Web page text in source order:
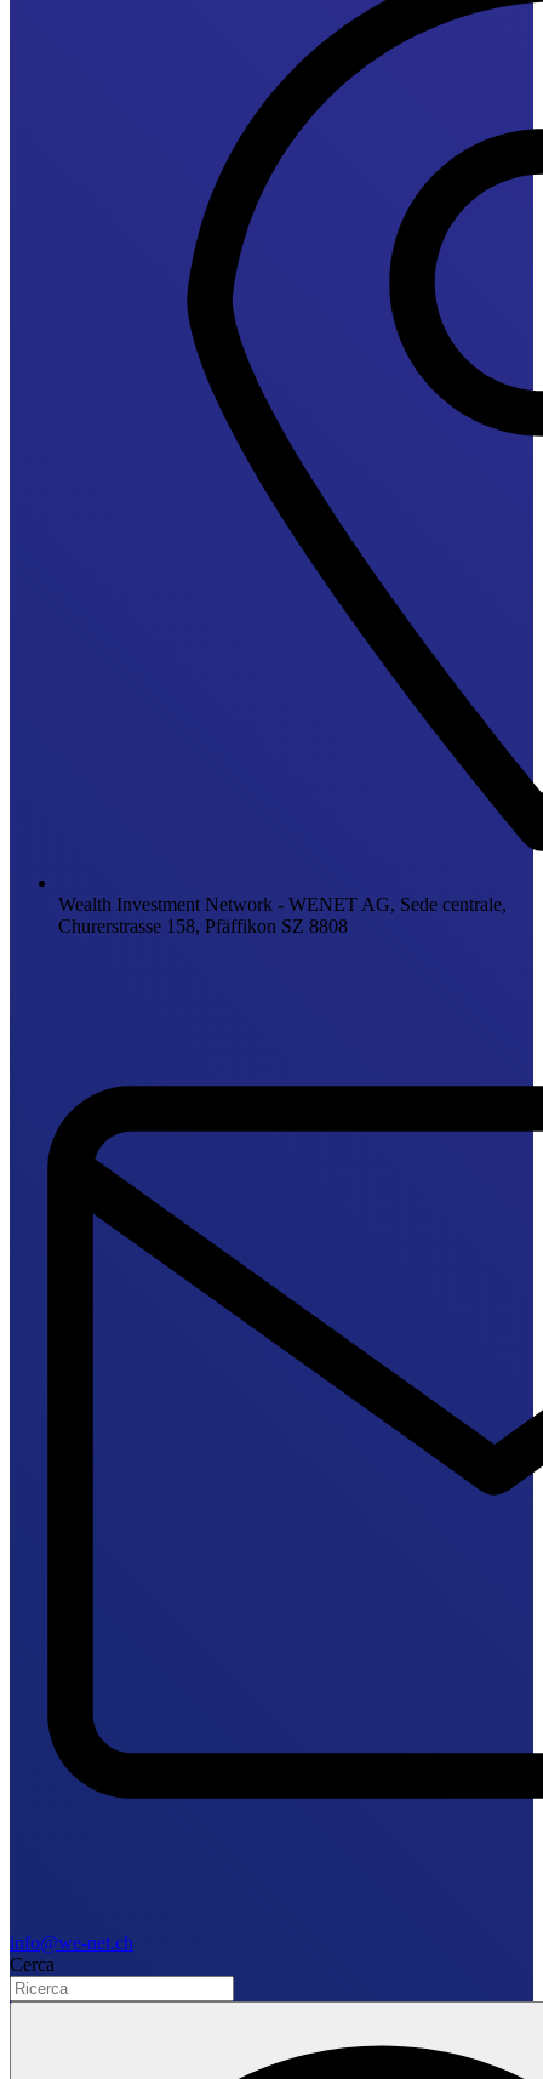
Wealth Investment Network - WENET AG, Sede centrale,
Churerstrasse 158, Pfäffikon SZ 8808
info@we-net.ch
Cerca